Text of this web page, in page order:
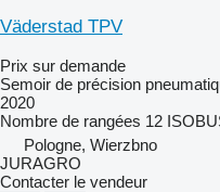
Väderstad TPV
Prix sur demande
Semoir de précision
2020
Nombre de rangées 12
Pologne, Wierzbno
JURAGRO
Contacter le vendeur